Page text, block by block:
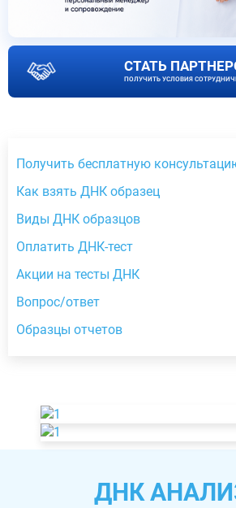
СТАТЬ
ПОЛУЧИТЬ УСЛОВИЯ
Получить бесплатную
Как взять ДНК образец
Виды ДНК образцов
Оплатить ДНК-тест
Акции на тесты ДНК
Вопрос/ответ
Образцы отчетов
ДНК